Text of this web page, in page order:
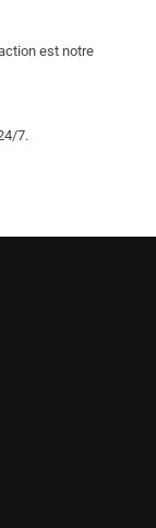
page
est notre
7.